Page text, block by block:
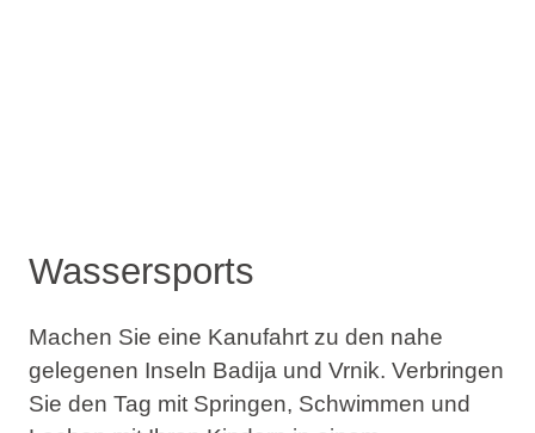
Wassersports
Machen Sie eine Kanufahrt zu den nahe
gelegenen Inseln Badija und Vrnik. Verbringen
Sie den Tag mit Springen, Schwimmen und